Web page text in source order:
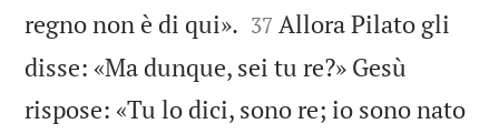
regno non è di qui». 

37 Allora Pilato gli
disse: «Ma dunque, sei tu re?» Gesù
rispose: «Tu lo dici, sono re; io sono nato